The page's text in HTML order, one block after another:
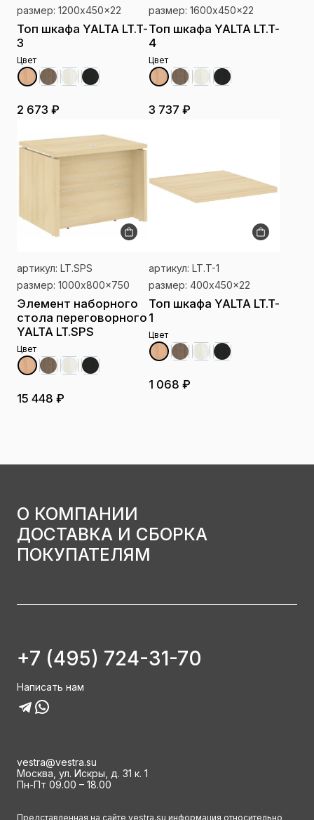
размер: 1200x450x22
Топ шкафа YALTA LT.T-
3
Цвет
2 673 ₽
размер: 1600x450x22
Топ шкафа YALTA LT.T-
4
Цвет
3 737 ₽
артикул: LT.SPS
размер: 1000x800x750
Элемент наборного
стола переговорного
YALTA LT.SPS
Цвет
15 448 ₽
артикул: LT.T-1
размер: 400x450x22
Топ шкафа YALTA LT.T-
1
Цвет
1 068 ₽
О КОМПАНИИ
ДОСТАВКА И СБОРКА
ПОКУПАТЕЛЯМ
+7 (495) 724-31-70
Написать нам
vestra@vestra.su
Москва, ул. Искры, д. 31 к. 1
Пн-Пт 09.00 – 18.00
Представленная на сайте vestra.su информация относительно